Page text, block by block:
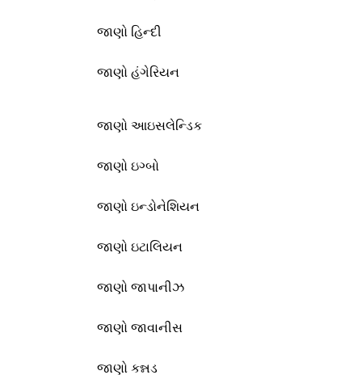
જાણો હિન્દી
જાણો હંગેરિયન
જાણો આઇસલેન્ડિક
જાણો ઇગ્બો
જાણો ઇન્ડોનેશિયન
જાણો ઇટાલિયન
જાણો જાપાનીઝ
જાણો જાવાનીસ
જાણો કન્નડ